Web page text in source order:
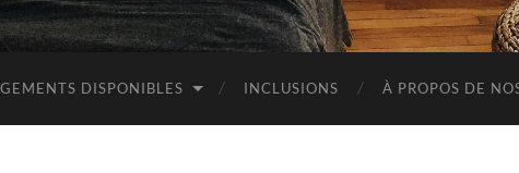
DISPONIBLES INCLUSIONS À PROPOS DE